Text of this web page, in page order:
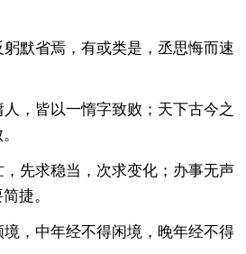
默省焉，有或类是，丞思悔而速
，皆以一惰字致败；天下古今之
先求稳当，次求变化；办事无声
捷。
，中年经不得闲境，晚年经不得